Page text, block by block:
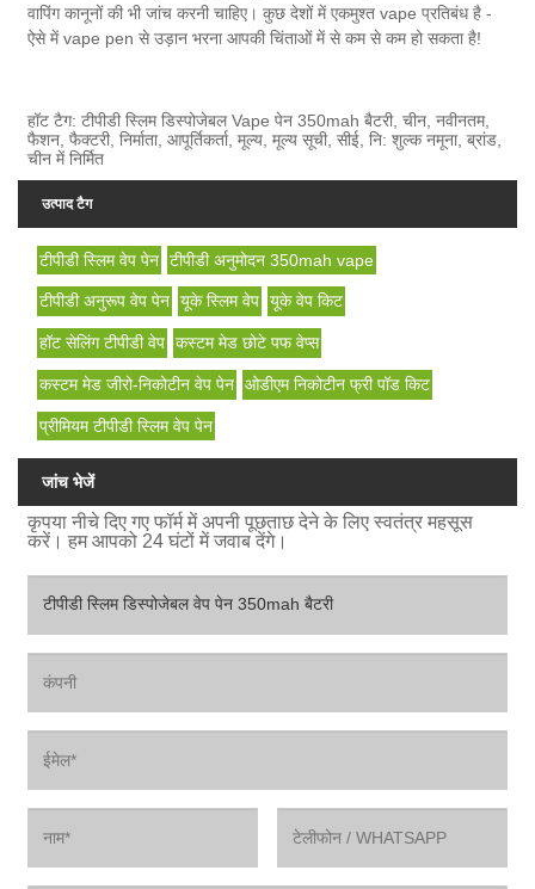
वापिंग कानूनों की भी जांच करनी चाहिए। कुछ देशों में एकमुश्त vape प्रतिबंध है -
ऐसे में vape pen से उड़ान भरना आपकी चिंताओं में से कम से कम हो सकता है!
हॉट टैग: टीपीडी स्लिम डिस्पोजेबल Vape पेन 350mah बैटरी, चीन, नवीनतम,
फैशन, फैक्टरी, निर्माता, आपूर्तिकर्ता, मूल्य, मूल्य सूची, सीई, नि: शुल्क नमूना, ब्रांड,
चीन में निर्मित
उत्पाद टैग
टीपीडी स्लिम वेप पेन टीपीडी अनुमोदन 350mah vape
टीपीडी अनुरूप वेप पेन यूके स्लिम वेप यूके वेप किट
हॉट सेलिंग टीपीडी वेप कस्टम मेड छोटे पफ वेप्स
कस्टम मेड जीरो-निकोटीन वेप पेन ओडीएम निकोटीन फ्री पॉड किट
प्रीमियम टीपीडी स्लिम वेप पेन
जांच भेजें
कृपया नीचे दिए गए फॉर्म में अपनी पूछताछ देने के लिए स्वतंत्र महसूस
करें। हम आपको 24 घंटों में जवाब देंगे।